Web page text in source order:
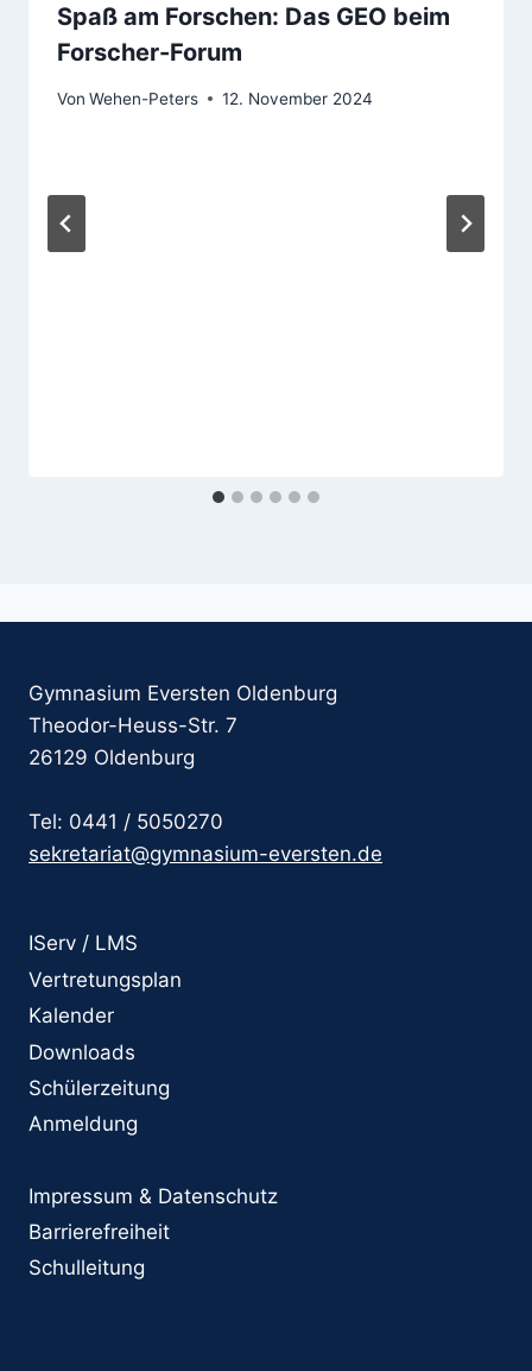
Spaß am Forschen: Das GEO beim
Forscher-Forum
Von Wehen-Peters 12. November 2024
Gymnasium Eversten Oldenburg
Theodor-Heuss-Str. 7
26129 Oldenburg
Tel: 0441 / 5050270
sekretariat@gymnasium-eversten.de
IServ / LMS
Vertretungsplan
Kalender
Downloads
Schülerzeitung
Anmeldung
Impressum & Datenschutz
Barrierefreiheit
Schulleitung